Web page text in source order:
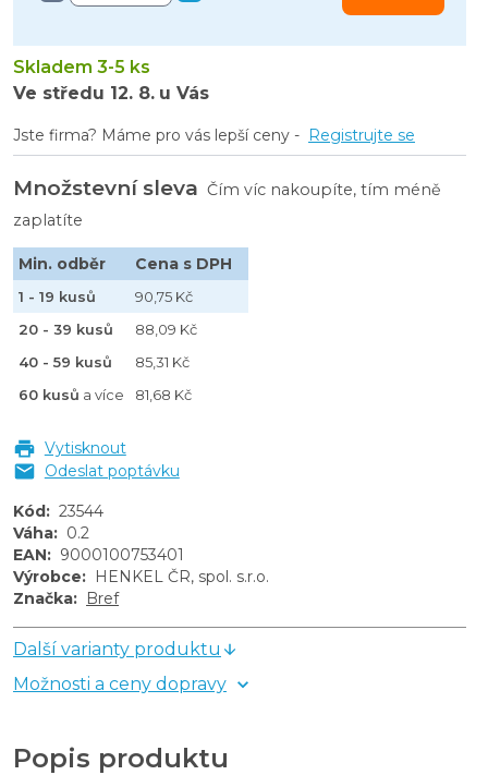
Skladem 3-5 ks
Ve středu 12. 8. u Vás
Jste firma? Máme pro vás lepší ceny - Registrujte se
Množstevní sleva Čím víc nakoupíte, tím méně
zaplatíte
Min. odběr Cena s DPH
1 - 19 kusů
90,75 Kč
20 - 39 kusů
88,09 Kč
40 - 59 kusů
85,31 Kč
60 kusů a více 81,68 Kč
Vytisknout
Odeslat poptávku
Kód: 23544
Váha: 0.2
EAN: 9000100753401
Výrobce: HENKEL ČR, spol. s.r.o.
Značka: Bref
Další varianty produktu
Možnosti a ceny dopravy
Popis produktu